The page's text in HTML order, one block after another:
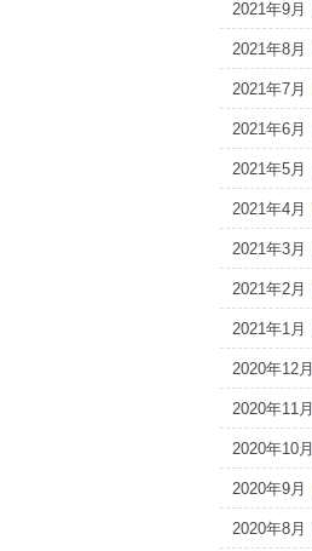
2021年9月
2021年8月
2021年7月
2021年6月
2021年5月
2021年4月
2021年3月
2021年2月
2021年1月
2020年12月
2020年11月
2020年10月
2020年9月
2020年8月